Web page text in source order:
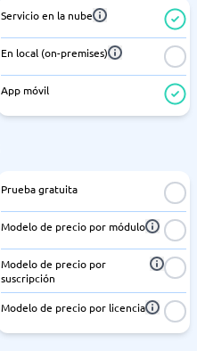
Servicio en la nube
En local (on-premises)
App móvil
Prueba gratuita
Modelo de precio por módulo
Modelo de precio por
suscripción
Modelo de precio por licencia